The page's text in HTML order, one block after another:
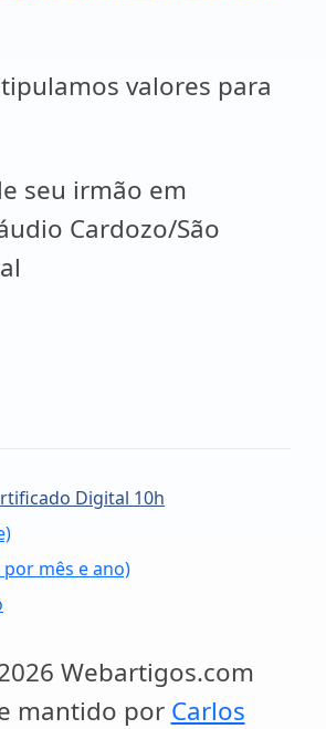
valores para
seu irmão em
Cardozo/São
Digital 10h
mês e ano)
Webartigos.com
mantido por Carlos